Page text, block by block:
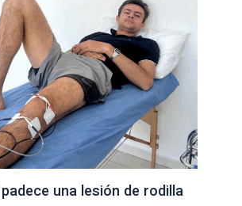
una lesión de rodilla